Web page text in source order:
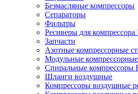
Безмасляные компрессоры
Сепараторы
Фильтры
Ресиверы для
Запчасти
Азотные компрессорные
Модульные
Спиральные компрессоры
Шланги воздушные
Компрессоры воздушные